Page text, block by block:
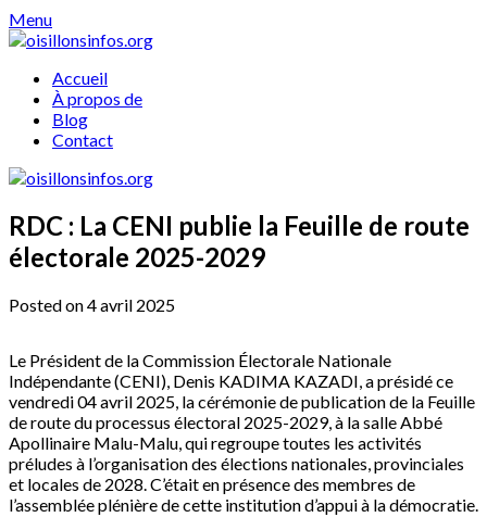
Skip
to
Menu
Accueil
À propos de
Blog
Contact
RDC : La CENI publie la Feuille de route
électorale 2025-2029
Posted on 4 avril 2025
Le Président de la Commission Électorale Nationale
Indépendante (CENI), Denis KADIMA KAZADI, a présidé ce
vendredi 04 avril 2025, la cérémonie de publication de la Feuille
de route du processus électoral 2025-2029, à la salle Abbé
Apollinaire Malu-Malu, qui regroupe toutes les activités
préludes à l’organisation des élections nationales, provinciales
et locales de 2028. C’était en présence des membres de
l’assemblée plénière de cette institution d’appui à la démocratie.